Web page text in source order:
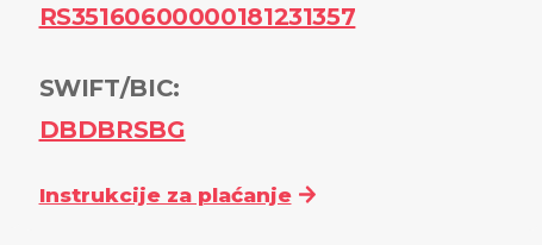
RS35160600000181231357
SWIFT/BIC:
DBDBRSBG
Instrukcije za plaćanje